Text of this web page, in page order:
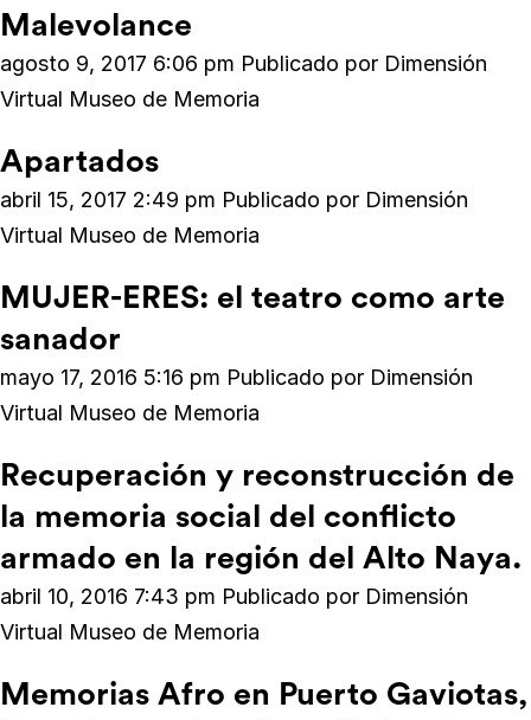
Malevolance
agosto 9, 2017 6:06 pm Publicado por Dimensión
Virtual Museo de Memoria
Apartados
abril 15, 2017 2:49 pm Publicado por Dimensión
Virtual Museo de Memoria
MUJER-ERES: el teatro como arte
sanador
mayo 17, 2016 5:16 pm Publicado por Dimensión
Virtual Museo de Memoria
Recuperación y reconstrucción de
la memoria social del conflicto
armado en la región del Alto Naya.
abril 10, 2016 7:43 pm Publicado por Dimensión
Virtual Museo de Memoria
Memorias Afro en Puerto Gaviotas,